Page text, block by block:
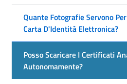
Quante Fotografie Servono
Carta D'Identità Elettronica?
Posso Scaricare I Certificati
Autonomamente?